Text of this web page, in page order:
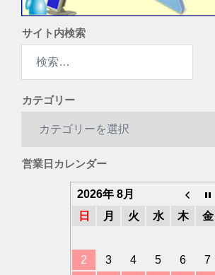
サイト内検索
カテゴリー
リ
営業日カレンダー
2026年 8月
日
月 火 水 木 金
2
3 4 5 6 7